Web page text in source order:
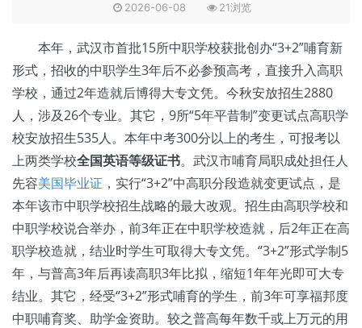
2026-06-08 21浏览
本年，武汉市首批15所中职学校获批创办“3+2”哺育新
形式，招收的中职学生3年后不必参预高考，直接升入高职
学校，通过2年造就后博得大专文凭。今秋安放招生2880
人，涉及26个专业。其它，9所“5年平昔制”变更试点高职学
校安放招生535人。本年中考300分以上的考生，可报考以
上两类学校全国英语等级证书。武汉市哺育局职成处担任人
先容美国毕业证 ，实行“3+2”中高职分段造就变更试点，是
本年该市中职学校招生战略的最大改观。招生由高职学校和
中职学校说合举办，前3年正在中职学校造就，后2年正在高
职学校造就，结业时学生可取得大专文凭。“3+2”形式学制5
年，与普高3年后再读高职3年比拟，缩短1年年光即可大专
结业。其它，经受“3+2”形式哺育的学生，前3年可享福邦度
中职哺育奖、助学金资助。较之普高每年数千或上万元的用